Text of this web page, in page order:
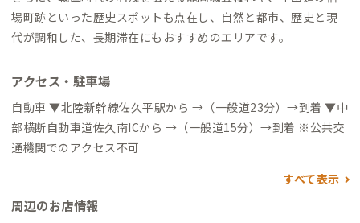
場町跡といった歴史スポットも点在し、自然と都市、歴史と現
代が調和した、長期滞在にもおすすめのエリアです。
アクセス・駐車場
自動車 ▼北陸新幹線佐久平駅から →（一般道23分）→到着 ▼中
部横断自動車道佐久南ICから →（一般道15分）→到着 ※公共交
通機関でのアクセス不可
すべて表示
周辺のお店情報